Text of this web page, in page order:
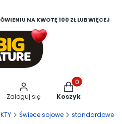
NA KWOTĘ 100 ZŁ LUB WIĘCEJ
wyszukiwarkę
Zaloguj się
Produkty w
Koszyk
Świece sojowe standardowe